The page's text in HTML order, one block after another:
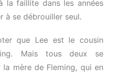
la faillite dans les années
à se débrouiller seul.
que Lee est le cousin
Mais tous deux se
mère de Fleming, qui en